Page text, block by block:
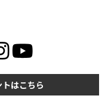
はこちら